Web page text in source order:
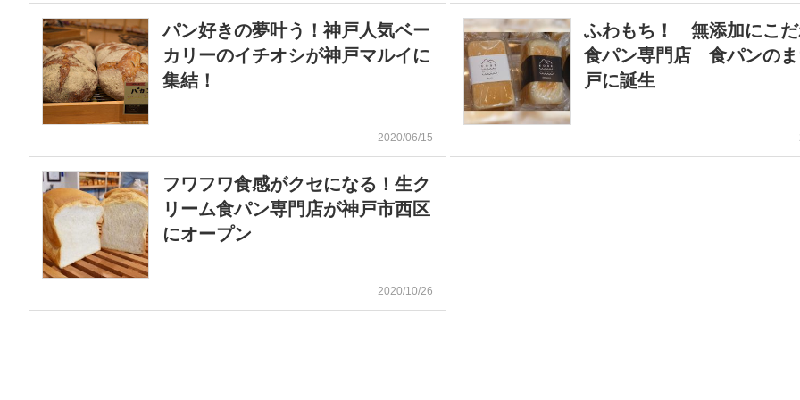
パン好きの夢叶う！神戸人気ベー
カリーのイチオシが神戸マルイに
集結！
2020/06/15
ふわもち！ 無添加にこだ
食パン専門店 食パンのま
戸に誕生
フワフワ食感がクセになる！生ク
リーム食パン専門店が神戸市西区
にオープン
2020/10/26